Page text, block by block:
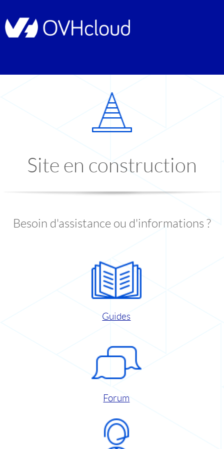
Site en construction
Besoin d'assistance ou d'informations ?
Guides
Forum